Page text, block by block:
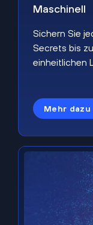
Maschinell
Sichern Sie
Secrets bis
einheitlichen
Mehr dazu